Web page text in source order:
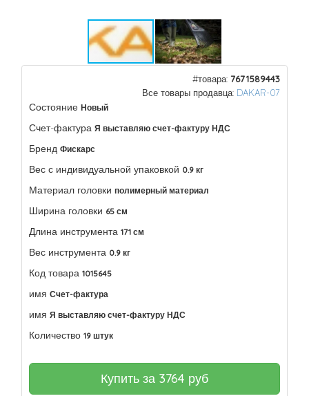
#товара: 7671589443
Все товары продавца: DAKAR-07
Состояние Новый
Счет-фактура Я выставляю счет-фактуру НДС
Бренд Фискарс
Вес с индивидуальной упаковкой 0.9 кг
Материал головки полимерный материал
Ширина головки 65 см
Длина инструмента 171 см
Вес инструмента 0.9 кг
Код товара 1015645
имя Счет-фактура
имя Я выставляю счет-фактуру НДС
Количество 19 штук
Купить за 3764 руб